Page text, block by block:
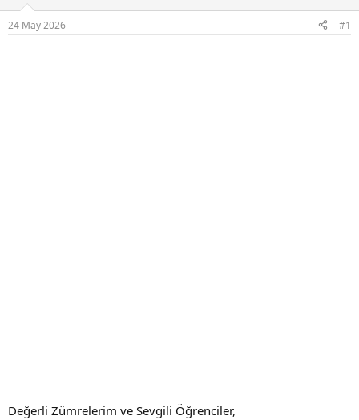
n
i
24 May 2026 #1
Değerli Zümrelerim ve Sevgili Öğrenciler,